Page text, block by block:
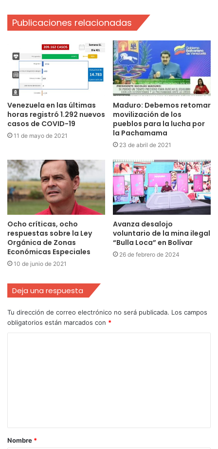
Publicaciones relacionadas
Venezuela en las últimas
horas registró 1.292 nuevos
casos de COVID-19
11 de mayo de 2021
Maduro: Debemos retomar
movilización de los
pueblos para la lucha por
la Pachamama
23 de abril de 2021
Ocho críticas, ocho
respuestas sobre la Ley
Orgánica de Zonas
Económicas Especiales
10 de junio de 2021
Avanza desalojo
voluntario de la mina ilegal
“Bulla Loca” en Bolívar
26 de febrero de 2024
Deja una respuesta
Tu dirección de correo electrónico no será publicada. Los campos
obligatorios están marcados con *
Nombre *